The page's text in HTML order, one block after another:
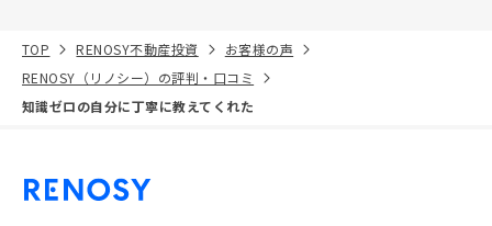
TOP RENOSY不動産投資
お客様の声
RENOSY（リノシー）の評判・口コミ
知識ゼロの自分に丁寧に教えてくれた